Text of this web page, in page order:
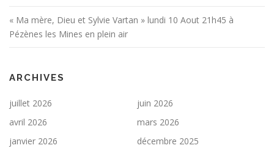
« Ma mère, Dieu et Sylvie Vartan » lundi 10 Aout 21h45 à
Pézènes les Mines en plein air
ARCHIVES
juillet 2026
juin 2026
avril 2026
mars 2026
janvier 2026
décembre 2025